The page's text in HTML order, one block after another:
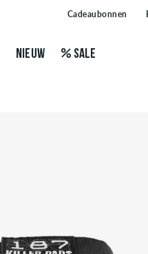
Cadeaubonnen
NIEUW SALE